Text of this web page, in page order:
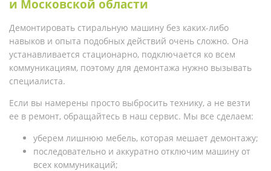
и Московской области
Демонтировать стиральную машину без каких-либо
навыков и опыта подобных действий очень сложно. Она
устанавливается стационарно, подключается ко всем
коммуникациям, поэтому для демонтажа нужно вызывать
специалиста.
Если вы намерены просто выбросить технику, а не везти
ее в ремонт, обращайтесь в наш сервис. Мы все сделаем:
уберем лишнюю мебель, которая мешает демонтажу;
последовательно и аккуратно отключим машину от
всех коммуникаций;